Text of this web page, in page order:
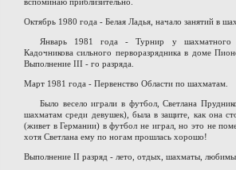
Октябрь 1980 года - Белая Ладья, начало занятий в
Январь 1981 года - Турнир у шахматного
Кадочникова сильного перворазрядника в доме
Выполнение III - го разряда.
Март 1981 года - Первенство Области по шахматам.
Было весело играли в футбол, Светлана
шахматам среди девушек), была в защите, как она
(живет в Германии) в футбол не играл, но это не
хотя Светлана ему по ногам прошлась хорошо!
Выполнение II разряд - лето, отдых, шахматы,